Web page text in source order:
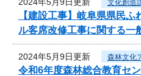
文化創造
【建設工事】岐阜県県民
ル客席改修工事に関する一
2024年5月9日更新 森林文化
令和6年度森林総合教育セ